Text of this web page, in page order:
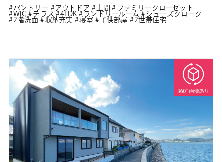
パントリー アウトドア 土間
ファミリークローゼット
WIC
テラス 4LDK ランドリールーム
シューズクローク
2階洗面
収納充実 寝室 子供部屋 2世帯住宅